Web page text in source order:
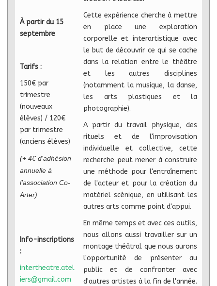
À partir du 15
septembre
Tarifs :
150€ par
trimestre
(nouveaux
élèves) / 120€
par trimestre
(anciens élèves)
(+ 4€ d'adhésion
annuelle à
l'association Co-
Arter)
Info-inscriptions
:
intertheatre.atel
iers@gmail.com
Cette expérience cherche à mettre
en place une exploration
corporelle et interartistique avec
le but de découvrir ce qui se cache
dans la relation entre le théâtre
et les autres disciplines
(notamment la musique, la danse,
les arts plastiques et la
photographie).
A partir du travail physique, des
rituels et de l'improvisation
individuelle et collective, cette
recherche peut mener à construire
une méthode pour l'entraînement
de l'acteur et pour la création du
matériel scénique, en utilisant les
autres arts comme point d'appui.
En même temps et avec ces outils,
nous allons aussi travailler sur un
montage théâtral que nous aurons
l'opportunité de présenter au
public et de confronter avec
d'autres artistes à la fin de l'année.